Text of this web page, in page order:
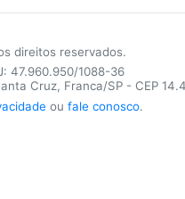
direitos reservados.
47.960.950/1088-36
Cruz, Franca/SP - CEP
ou fale conosco.